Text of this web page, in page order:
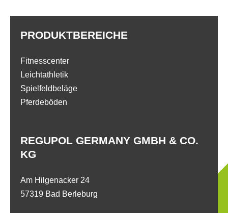
REGUPOL GERMANY GMBH & CO.
KG
Am Hilgenacker 24
57319 Bad Berleburg
PRODUKTBEREICHE
Fitnesscenter
Leichtathletik
Spielfeldbeläge
Pferdeböden